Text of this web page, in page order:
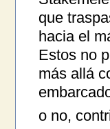
que
hacia el
Estos no
más allá
o no,